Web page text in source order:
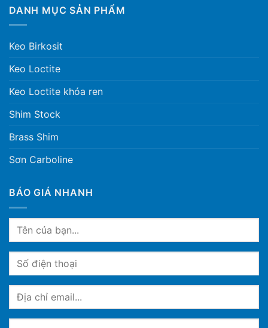
DANH MỤC SẢN PHẨM
Keo Birkosit
Keo Loctite
Keo Loctite khóa ren
Shim Stock
Brass Shim
Sơn Carboline
BÁO GIÁ NHANH